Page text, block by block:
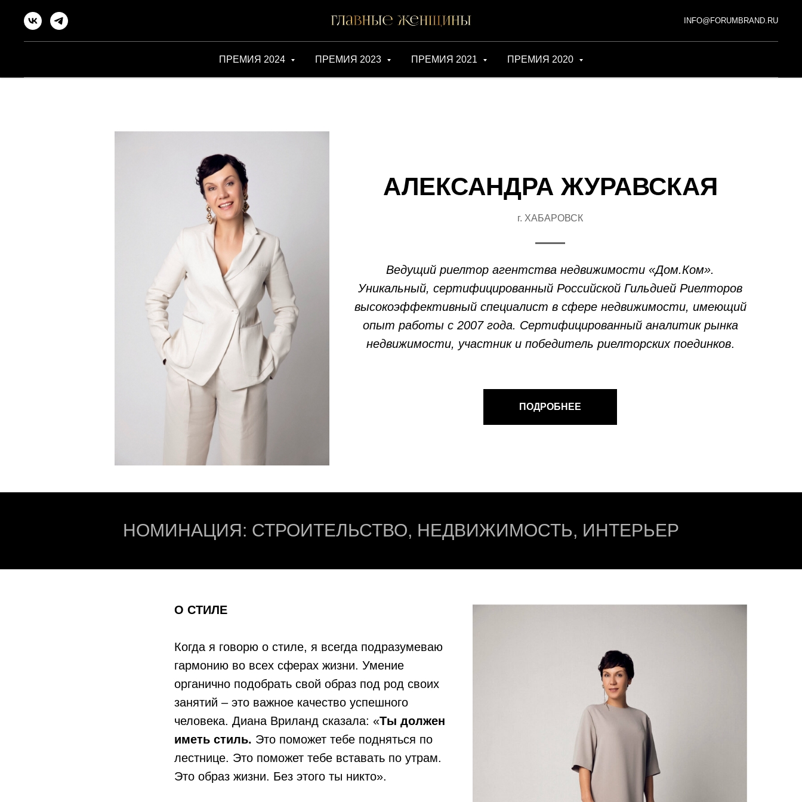
INFO@FORUMBRAND.RU
ПРЕМИЯ 2024 ПРЕМИЯ 2023 ПРЕМИЯ 2021 ПРЕМИЯ 2020
АЛЕКСАНДРА ЖУРАВСКАЯ
г. ХАБАРОВСК
Ведущий риелтор агентства недвижимости «Дом.Ком».
Уникальный, сертифицированный Российской Гильдией Риелторов
высокоэффективный специалист в сфере недвижимости, имеющий
опыт работы с 2007 года. Сертифицированный аналитик рынка
недвижимости, участник и победитель риелторских поединков.
ПОДРОБНЕЕ
НОМИНАЦИЯ: СТРОИТЕЛЬСТВО, НЕДВИЖИМОСТЬ, ИНТЕРЬЕР
О СТИЛЕ
Когда я говорю о стиле, я всегда подразумеваю
гармонию во всех сферах жизни. Умение
органично подобрать свой образ под род своих
занятий – это важное качество успешного
человека. Диана Вриланд сказала: «Ты должен
иметь стиль. Это поможет тебе подняться по
лестнице. Это поможет тебе вставать по утрам.
Это образ жизни. Без этого ты никто».